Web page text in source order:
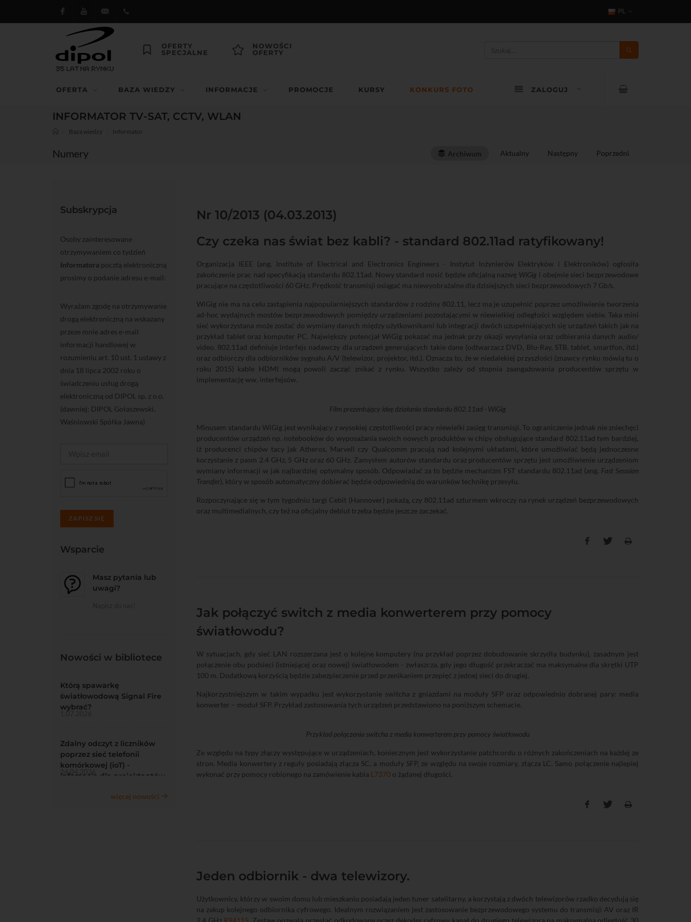
FacebookYoutube dipol@dipol.com.pl
PL
OFERTY
SPECJALNE
NOWOŚCI
OFERTY
OFERTA BAZA WIEDZY INFORMACJE PROMOCJE KURSY KONKURS FOTO ZALOGUJ
INFORMATOR TV-SAT, CCTV, WLAN
Baza wiedzy Informator
Numery Archiwum Aktualny Następny Poprzedni
Nr 10/2013 (04.03.2013)
Czy czeka nas świat bez kabli? - standard 802.11ad ratyfikowany!
Organizacja IEEE (ang. Institute of Electrical and Electronics Engineers - Instytut Inżynierów Elektryków i Elektroników) ogłosiła
zakończenie prac nad specyfikacją standardu 802.11ad. Nowy standard nosić będzie oficjalną nazwę WiGig i obejmie sieci bezprzewodowe
pracujące na częstotliwości 60 GHz. Prędkość transmisji osiągać ma niewyobrażalne dla dzisiejszych sieci bezprzewodowych 7 Gb/s.
WiGig nie ma na celu zastąpienia najpopularniejszych standardów z rodziny 802.11, lecz ma je uzupełnić poprzez umożliwienie tworzenia
ad-hoc wydajnych mostów bezprzewodowych pomiędzy urządzeniami pozostającymi w niewielkiej odległości względem siebie. Taka mini
sieć wykorzystana może zostać do wymiany danych między użytkownikami lub integracji dwóch uzupełniających się urządzeń takich jak na
przykład tablet oraz komputer PC. Największy potencjał WiGig pokazać ma jednak przy okazji wysyłania oraz odbierania danych audio/
video. 802.11ad definiuje interfejs nadawczy dla urządzeń generujących takie dane (odtwarzacz DVD, Blu-Ray, STB, tablet, smartfon, itd.)
oraz odbiorczy dla odbiorników sygnału A/V (telewizor, projektor, itd.). Oznacza to, że w niedalekiej przyszłości (znawcy rynku mówią tu o
roku 2015) kable HDMI mogą powoli zacząć znikać z rynku. Wszystko zależy od stopnia zaangażowania producentów sprzętu w
implementację ww. interfejsów.
Film prezentujący ideę działania standardu 802.11ad - WiGig
Minusem standardu WiGig jest wynikający z wysokiej częstotliwości pracy niewielki zasięg transmisji. To ograniczenie jednak nie zniechęci
producentów urządzeń np. notebooków do wyposażania swoich nowych produktów w chipy obsługujące standard 802.11ad tym bardziej,
iż producenci chipów tacy jak Atheros, Marvell czy Qualcomm pracują nad kolejnymi układami, które umożliwiać będą jednoczesne
korzystanie z pasm 2.4 GHz, 5 GHz oraz 60 GHz. Zamysłem autorów standardu oraz producentów sprzętu jest umożliwienie urządzeniom
wymiany informacji w jak najbardziej optymalny sposób. Odpowiadać za to będzie mechanizm FST standardu 802.11ad (ang. Fast Sesssion
Transfer), który w sposób automatyczny dobierać będzie odpowiednią do warunków technikę przesyłu.
Rozpoczynające się w tym tygodniu targi Cebit (Hannover) pokażą, czy 802.11ad szturmem wkroczy na rynek urządzeń bezprzewodowych
oraz multimedialnych, czy też na oficjalny debiut trzeba będzie jeszcze zaczekać.
Jak połączyć switch z media konwerterem przy pomocy
światłowodu?
W sytuacjach, gdy sieć LAN rozszerzana jest o kolejne komputery (na przykład poprzez dobudowanie skrzydła budynku), zasadnym jest
połączenie obu podsieci (istniejącej oraz nowej) światłowodem - zwłaszcza, gdy jego długość przekraczać ma maksymalne dla skrętki UTP
100 m. Dodatkową korzyścią będzie zabezpieczenie przed przenikaniem przepięć z jednej sieci do drugiej.
Najkorzystniejszym w takim wypadku jest wykorzystanie switcha z gniazdami na moduły SFP oraz odpowiednio dobranej pary: media
konwerter – moduł SFP. Przykład zastosowania tych urządzeń przedstawiono na poniższym schemacie.
Przykład połączenia switcha z media konwerterem przy pomocy światłowodu
Ze względu na typy złączy występujące w urządzeniach, koniecznym jest wykorzystanie patchcordu o różnych zakończeniach na każdej ze
stron. Media konwertery z reguły posiadają złącza SC, a moduły SFP, ze względu na swoje rozmiary, złącza LC. Samo połączenie najlepiej
wykonać przy pomocy robionego na zamówienie kabla L7370 o żądanej długości.
Jeden odbiornik - dwa telewizory.
Użytkownicy, którzy w swoim domu lub mieszkaniu posiadają jeden tuner satelitarny, a korzystają z dwóch telewizorów rzadko decydują się
na zakup kolejnego odbiornika cyfrowego. Idealnym rozwiązaniem jest zastosowanie bezprzewodowego systemu do transmisji AV oraz IR
2.4 GHz R94115. Zestaw pozwala przesłać odkodowany przez dekoder cyfrowy kanał do drugiego telewizora na maksymalną odległość 30
Subskrypcja
Osoby zainteresowane
otrzymywaniem co tydzień
Informatora pocztą elektroniczną
prosimy o podanie adresu e-mail:
Wyrażam zgodę na otrzymywanie
drogą elektroniczną na wskazany
przeze mnie adres e-mail
informacji handlowej w
rozumieniu art. 10 ust. 1 ustawy z
dnia 18 lipca 2002 roku o
świadczeniu usług drogą
elektroniczną od DIPOL sp. z o.o.
(dawniej: DIPOL Gołaszewski,
Waśniowski Spółka Jawna)
ZAPISZ SIĘ
Wsparcie
Masz pytania lub
uwagi?
Nowości w bibliotece
Którą spawarkę
światłowodową Signal Fire
wybrać?
1.07.2026
Zdalny odczyt z liczników
poprzez sieć telefonii
komórkowej (ioT) -
infomacje dla projektantów
24.04.2026
więcej nowości